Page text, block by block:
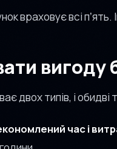
враховує всі
вигоду
двох типів, і
час і